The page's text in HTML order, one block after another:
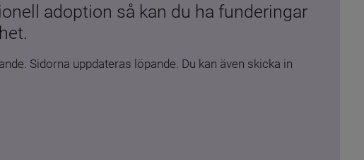
adoption så kan du ha funderingar
Sidorna uppdateras löpande. Du kan även skicka in